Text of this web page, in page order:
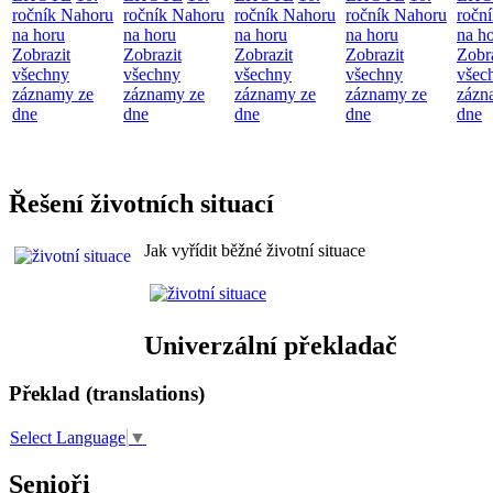
ročník Nahoru
na horu
Zobrazit
všechny
záznamy ze
dne
ročník Nahoru
na horu
Zobrazit
všechny
záznamy ze
dne
ročník Nahoru
na horu
Zobrazit
všechny
záznamy ze
dne
ročník Nahoru
na horu
Zobrazit
všechny
záznamy ze
dne
na
dne
Řešení životních situací
Jak vyřídit běžné životní situace
Univerzální překladač
Překlad (translations)
Select Language ▼
Senioři